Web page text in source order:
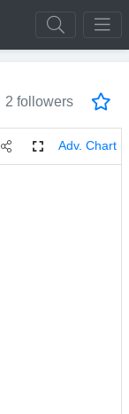
2 followers
Adv. Chart